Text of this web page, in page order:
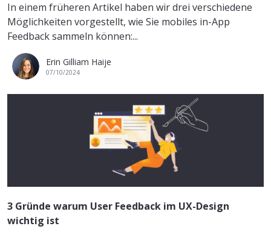
In einem früheren Artikel haben wir drei verschiedene
Möglichkeiten vorgestellt, wie Sie mobiles in-App
Feedback sammeln können:...
Erin Gilliam Haije
07/10/2024
3 Gründe warum User Feedback im UX-Design
wichtig ist